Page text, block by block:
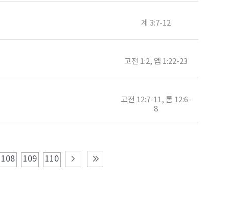
계 3:7-12
고전 1:2, 엡 1:22-23
고전 12:7-11, 롬 12:6-
8
108 109 110